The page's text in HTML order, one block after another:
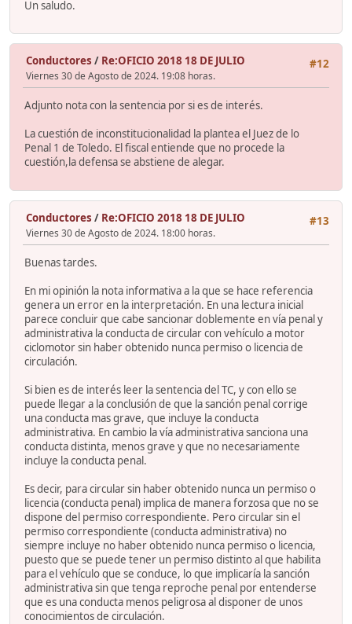
Un saludo.
#12
Conductores / Re:OFICIO 2018 18 DE JULIO
Viernes 30 de Agosto de 2024. 19:08 horas.
Adjunto nota con la sentencia por si es de interés.
La cuestión de inconstitucionalidad la plantea el Juez de lo
Penal 1 de Toledo. El fiscal entiende que no procede la
cuestión,la defensa se abstiene de alegar.
#13
Conductores / Re:OFICIO 2018 18 DE JULIO
Viernes 30 de Agosto de 2024. 18:00 horas.
Buenas tardes.
En mi opinión la nota informativa a la que se hace referencia
genera un error en la interpretación. En una lectura inicial
parece concluir que cabe sancionar doblemente en vía penal y
administrativa la conducta de circular con vehículo a motor
ciclomotor sin haber obtenido nunca permiso o licencia de
circulación.
Si bien es de interés leer la sentencia del TC, y con ello se
puede llegar a la conclusión de que la sanción penal corrige
una conducta mas grave, que incluye la conducta
administrativa. En cambio la vía administrativa sanciona una
conducta distinta, menos grave y que no necesariamente
incluye la conducta penal.
Es decir, para circular sin haber obtenido nunca un permiso o
licencia (conducta penal) implica de manera forzosa que no se
dispone del permiso correspondiente. Pero circular sin el
permiso correspondiente (conducta administrativa) no
siempre incluye no haber obtenido nunca permiso o licencia,
puesto que se puede tener un permiso distinto al que habilita
para el vehículo que se conduce, lo que implicaría la sanción
administrativa sin que tenga reproche penal por entenderse
que es una conducta menos peligrosa al disponer de unos
conocimientos de circulación.